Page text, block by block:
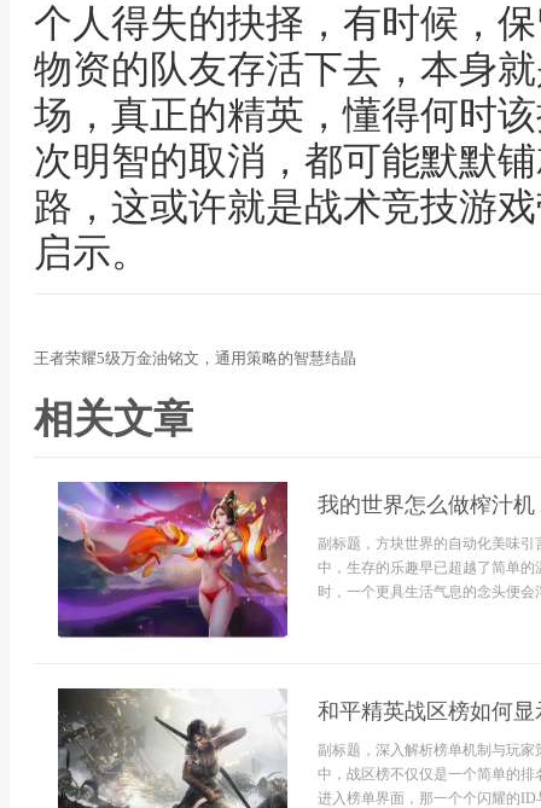
个人得失的抉择，有时候，
物资的队友存活下去，本身
场，真正的精英，懂得何时
次明智的取消，都可能默默
路，这或许就是战术竞技游
启示。
王者荣耀5级万金油铭文，通用策略的智慧结晶
相关文章
我的世界怎么做榨汁
副标题，方块世界的自动化美味
中，生存的乐趣早已超越了简单
时，一个更具生活气息的念头便
和平精英战区榜如何
副标题，深入解析榜单机制与玩
中，战区榜不仅仅是一个简单的
进入榜单界面，那一个个闪耀的